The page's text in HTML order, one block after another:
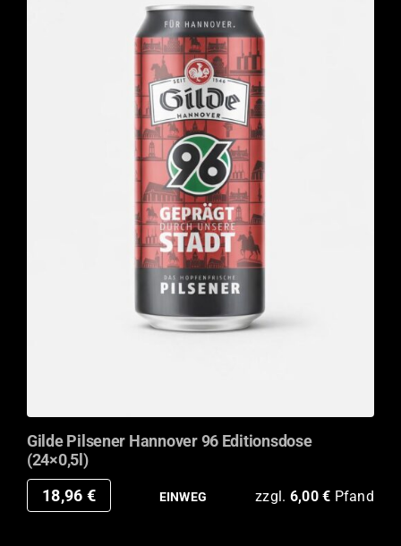
Gilde Pilsener Hannover 96 Editionsdose
(24×0,5l)
18,96 € EINWEG zzgl. 6,00€ Pfand